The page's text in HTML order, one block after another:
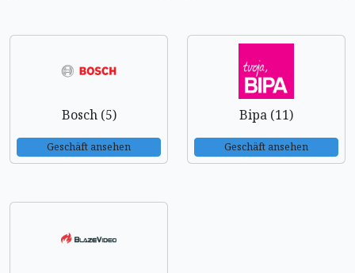
Bosch (5)
Geschäft ansehen
Bipa (11)
Geschäft ansehen